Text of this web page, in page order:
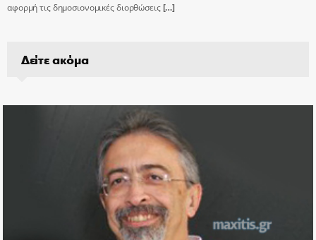
αφορμή τις δημοσιονομικές διορθώσεις[…]
Δείτε ακόμα